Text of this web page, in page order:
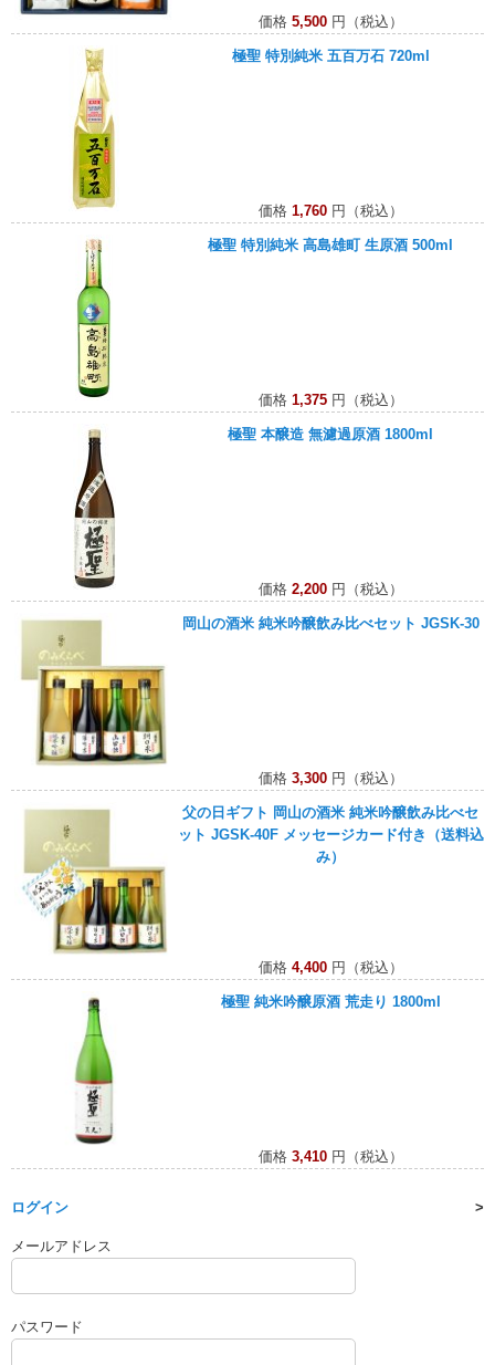
価格 5,500円（税込）
極聖 特別純米 五百万石 720ml
価格 1,760円（税込）
極聖 特別純米 高島雄町 生原酒 500ml
価格 1,375円（税込）
極聖 本醸造 無濾過原酒 1800ml
価格 2,200円（税込）
岡山の酒米 純米吟醸飲み比べセット JGSK-30
価格 3,300円（税込）
父の日ギフト 岡山の酒米 純米吟醸飲み比べセ
ット JGSK-40F メッセージカード付き（送料込
み）
価格 4,400円（税込）
極聖 純米吟醸原酒 荒走り 1800ml
価格 3,410円（税込）
ログイン
メールアドレス
パスワード